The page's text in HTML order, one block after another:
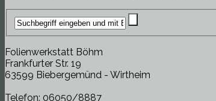
Folienwerkstatt Böhm
Frankfurter Str. 19
63599 Biebergemünd - Wirtheim
Telefon: 06050/8887